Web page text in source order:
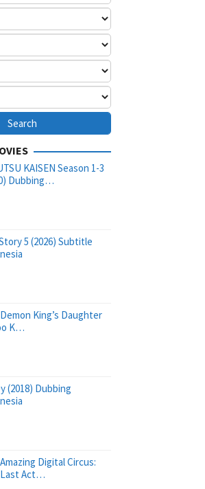
KAISEN Season 1-3
Dubbing…
5 (2026) Subtitle
King’s Daughter
K…
(2018) Dubbing
Digital Circus:
Act…